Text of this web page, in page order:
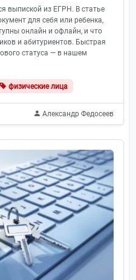
выпиской из ЕГРН. В статье
для себя или ребенка,
онлайн и офлайн, и что
и абитуриентов. Быстрая
статуса — в нашем
физические лица
Александр Федосеев